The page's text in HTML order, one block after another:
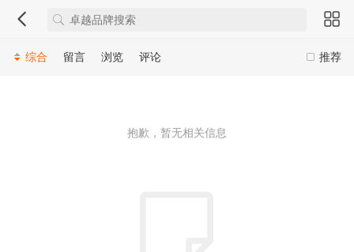
推荐
综合 留言 浏览 评论
抱歉，暂无相关信息